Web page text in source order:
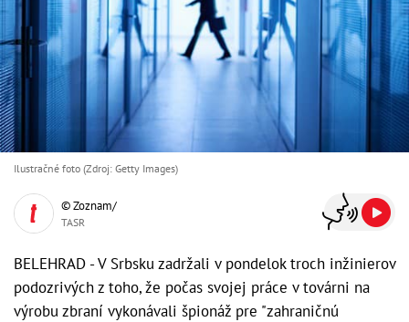
Ilustračné foto (Zdroj: Getty Images)
© Zoznam/
TASR
BELEHRAD - V Srbsku zadržali v pondelok troch inžinierov
podozrivých z toho, že počas svojej práce v továrni na
výrobu zbraní vykonávali špionáž pre "zahraničnú